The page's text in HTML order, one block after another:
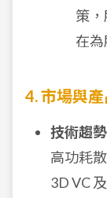
策
在
4. 市場與
技術趨勢
高功耗
3D VC